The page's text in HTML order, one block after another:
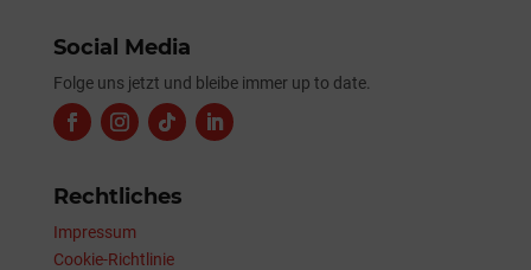
Social Media
Folge uns jetzt und bleibe immer up to date.
Rechtliches
Impressum
Cookie-Richtlinie